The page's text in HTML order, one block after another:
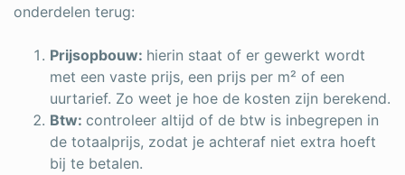
onderdelen terug:
Prijsopbouw: hierin staat of er gewerkt wordt
met een vaste prijs, een prijs per m² of een
uurtarief. Zo weet je hoe de kosten zijn berekend.
Btw: controleer altijd of de btw is inbegrepen in
de totaalprijs, zodat je achteraf niet extra hoeft
bij te betalen.